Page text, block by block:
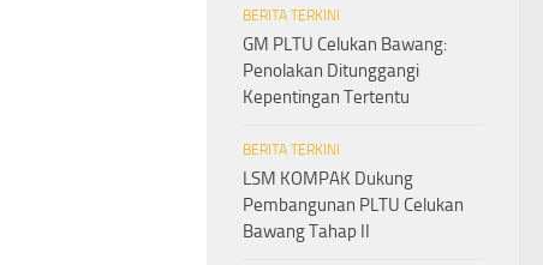
BERITA TERKINI
GM PLTU Celukan Bawang:
Penolakan Ditunggangi
Kepentingan Tertentu
BERITA TERKINI
LSM KOMPAK Dukung
Pembangunan PLTU Celukan
Bawang Tahap II